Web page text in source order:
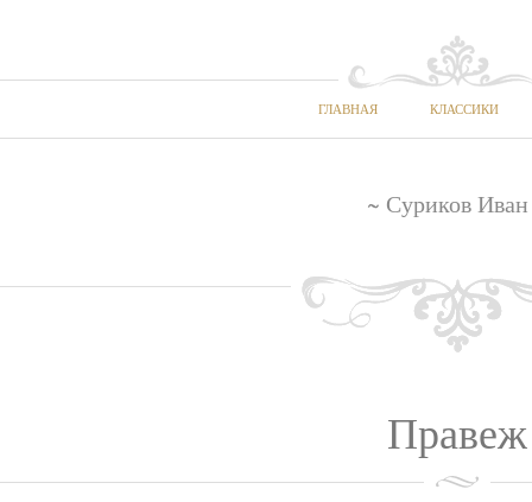
ГЛАВНАЯ КЛАССИКИ
~ Суриков
Правеж